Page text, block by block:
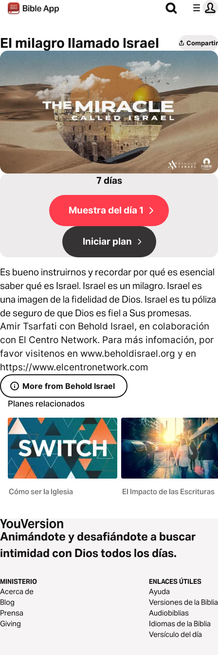
El milagro llamado Israel Compartir
7 días
Muestra del día 1
Iniciar plan
Es bueno instruirnos y recordar por qué es esencial
saber qué es Israel. Israel es un milagro. Israel es
una imagen de la fidelidad de Dios. Israel es tu póliza
de seguro de que Dios es fiel a Sus promesas.
Amir Tsarfati con Behold Israel, en colaboración
con El Centro Network. Para más infomación, por
favor visitenos en www.beholdisrael.org y en
https://www.elcentronetwork.com
More from Behold Israel
Planes relacionados
Cómo ser la Iglesia El Impacto de las Escrituras
Animándote y desafiándote a buscar
intimidad con Dios todos los días.
MINISTERIO
Acerca de
Blog
Prensa
Giving
ENLACES ÚTILES
Ayuda
Versiones de la Biblia
Audiobiblias
Idiomas de la Biblia
Versículo del día